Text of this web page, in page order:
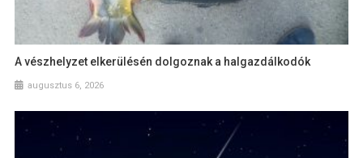
A vészhelyzet elkerülésén dolgoznak a halgazdálkodók
augusztus 6, 2026